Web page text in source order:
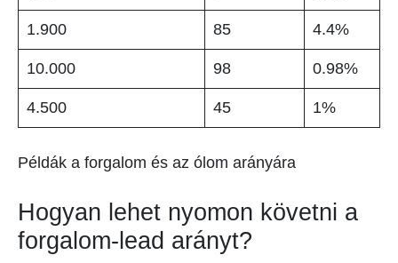
1.900 85 4.4%
10.000 98 0.98%
4.500 45 1%
Példák a forgalom és az ólom arányára
Hogyan lehet nyomon követni a
forgalom-lead arányt?